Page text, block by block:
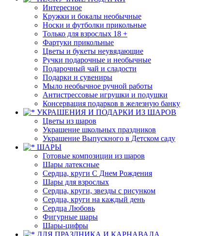
Интересное
Кружки и бокалы необычные
Носки и футболки прикольные
Только для взрослых 18 +
Фартуки прикольные
Цветы и букеты неувядающие
Ручки подарочные и необычные
Подарочный чай и сладости
Подарки и сувениры
Мыло необычное ручной работы
Антистрессовые игрушки и подушки
Консервация подарков в железную банку
УКРАШЕНИЯ И ПОДАРКИ ИЗ ШАРОВ
Цветы из шаров
Украшение школьных праздников
Украшение Выпускного в Детском саду
ШАРЫ
Готовые композиции из шаров
Шары латексные
Сердца, круги С Днем Рождения
Шары для взрослых
Сердца, круги, звезды с рисунком
Сердца, круги на каждый день
Сердца Любовь
Фигурные шары
Шары-цифры
ДЛЯ ПРАЗДНИКА И КАРНАВАЛА